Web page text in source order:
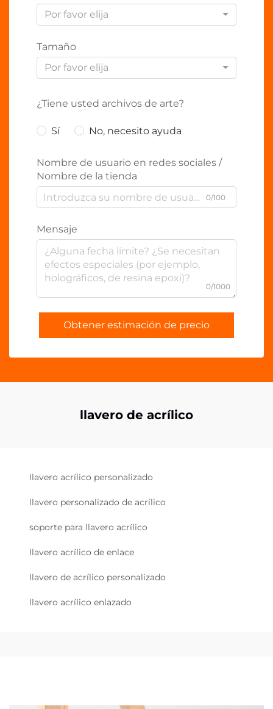
Por favor elija
Tamaño
Por favor elija
¿Tiene usted archivos de arte?
Sí No, necesito ayuda
Nombre de usuario en redes sociales /
Nombre de la tienda
0/100
Mensaje
0/1000
Obtener estimación de precio
llavero de acrílico
llavero acrílico personalizado
llavero personalizado de acrílico
soporte para llavero acrílico
llavero acrílico de enlace
llavero de acrílico personalizado
llavero acrílico enlazado